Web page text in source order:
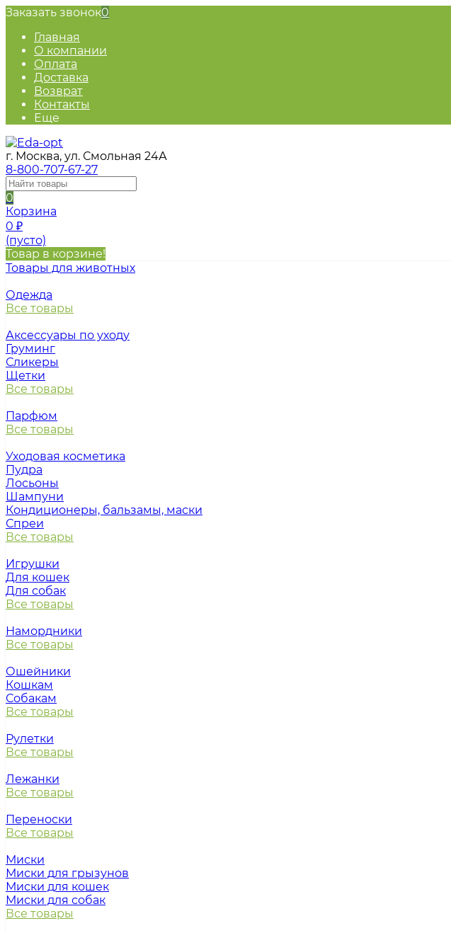
Заказать звонок0
Главная
О компании
Оплата
Доставка
Возврат
Контакты
Еще
г. Москва, ул. Смольная 24А
8-800-707-67-27
0
Корзина
0 ₽
(пусто)
Товар в корзине!
Товары для животных
Одежда
Все товары
Аксессуары по уходу
Груминг
Сликеры
Щетки
Все товары
Парфюм
Все товары
Уходовая косметика
Пудра
Лосьоны
Шампуни
Кондиционеры, бальзамы, маски
Спреи
Все товары
Игрушки
Для кошек
Для собак
Все товары
Намордники
Все товары
Ошейники
Кошкам
Собакам
Все товары
Рулетки
Все товары
Лежанки
Все товары
Переноски
Все товары
Миски
Миски для грызунов
Миски для кошек
Миски для собак
Все товары